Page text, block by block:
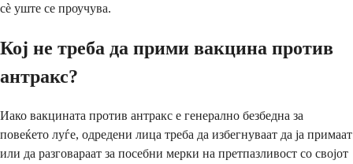
сè уште се проучува.
Кој не треба да прими вакцина против
антракс?
Иако вакцината против антракс е генерално безбедна за
повеќето луѓе, одредени лица треба да избегнуваат да ја примаат
или да разговараат за посебни мерки на претпазливост со својот